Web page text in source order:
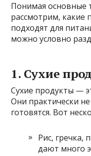
Понимая основные
рассмотрим, какие
подходят для
можно условно
1. Сухие
Сухие продукты —
Они практически не
готовятся. Вот
Рис, гречка,
дают много